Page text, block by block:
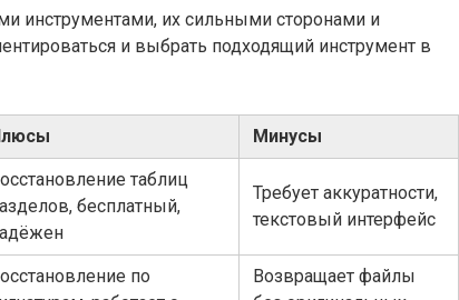
инструментами, их сильными сторонами и
и выбрать подходящий инструмент в
Минусы
таблиц
бесплатный,
Требует аккуратности,
текстовый интерфейс
по
Возвращает файлы